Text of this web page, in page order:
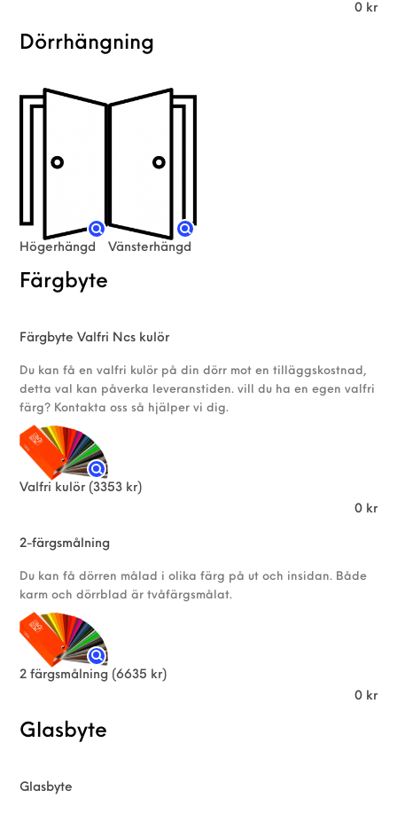
0 kr
Dörrhängning
Högerhängd Vänsterhängd
Färgbyte
Färgbyte Valfri Ncs kulör
Du kan få en valfri kulör på din dörr mot en tilläggskostnad,
detta val kan påverka leveranstiden. vill du ha en egen valfri
färg? Kontakta oss så hjälper vi dig.
Valfri kulör(3353 kr)
0 kr
2-färgsmålning
Du kan få dörren målad i olika färg på ut och insidan. Både
karm och dörrblad är tvåfärgsmålat.
2 färgsmålning (6635 kr)
0 kr
Glasbyte
Glasbyte